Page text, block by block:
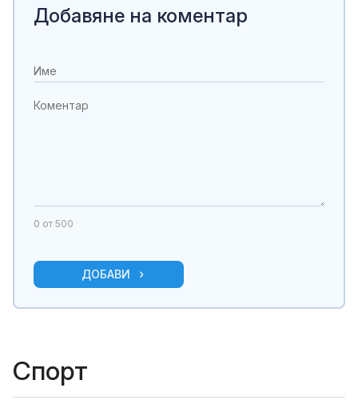
Добавяне на коментар
0 от 500
ДОБАВИ
Спорт